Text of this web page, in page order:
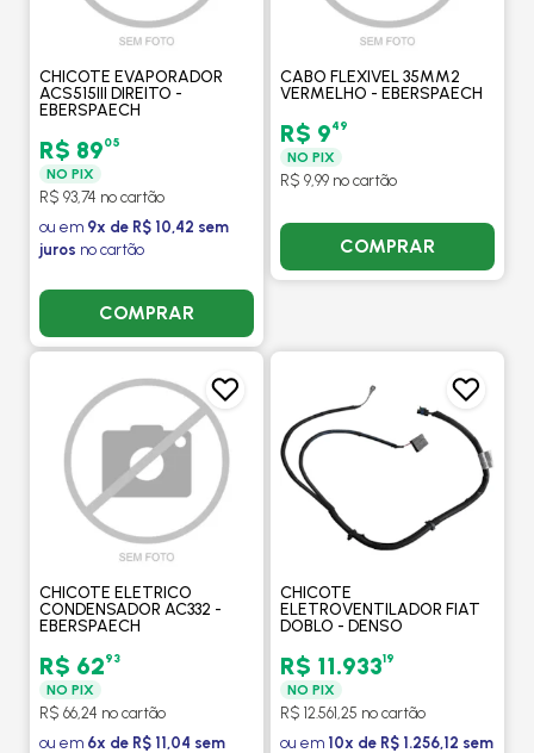
CHICOTE EVAPORADOR
ACS515III DIREITO -
EBERSPAECH
R$ 8905
NO PIX
R$ 93,74 no cartão
ou em 9x de R$ 10,42 sem
juros no cartão
COMPRAR
CABO FLEXIVEL 35MM2
VERMELHO - EBERSPAECH
R$ 949
NO PIX
R$ 9,99 no cartão
COMPRAR
CHICOTE ELETRICO
CONDENSADOR AC332 -
EBERSPAECH
R$ 6293
NO PIX
R$ 66,24 no cartão
ou em 6x de R$ 11,04 sem
CHICOTE
ELETROVENTILADOR FIAT
DOBLO - DENSO
R$ 11.93319
NO PIX
R$ 12.561,25 no cartão
ou em 10x de R$ 1.256,12 sem